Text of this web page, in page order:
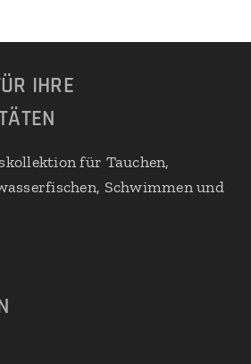
IHRE
für Tauchen,
Schwimmen und